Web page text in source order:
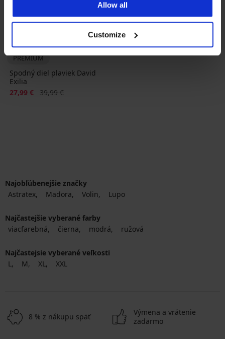
Allow all
Customize
1+1 ZADARMO
PREMIUM
Spodný diel plaviek David
Exilia
Zľava
27,99 € Pôvodná cena
39,99 €
Najobľúbenejšie značky
Astratex
Madora Volin Lupo
Najčastejšie vyberané farby
viacfarebná
čierna modrá ružová
Najčastejsie vyberané veľkosti
L
M XL XXL
8 % z nákupu späť
Výmena a vrátenie
zadarmo